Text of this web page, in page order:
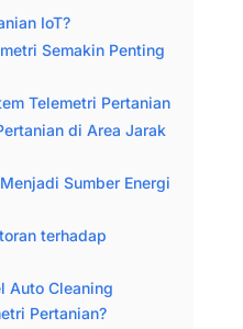
IoT?
Semakin Penting
Telemetri Pertanian
di Area Jarak
Sumber Energi
terhadap
Auto Cleaning
Pertanian?